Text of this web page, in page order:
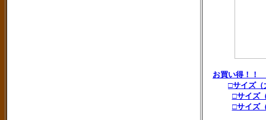
お買い得！！
□サイズ（
□サイズ
□サイズ